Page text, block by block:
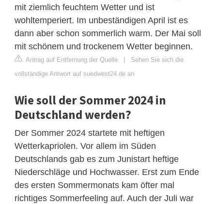
mit ziemlich feuchtem Wetter und ist
wohltemperiert. Im unbeständigen April ist es
dann aber schon sommerlich warm. Der Mai soll
mit schönem und trockenem Wetter beginnen.
Antrag auf Entfernung der Quelle
Sehen Sie sich die
vollständige Antwort auf suedwest24.de an
Wie soll der Sommer 2024 in
Deutschland werden?
Der Sommer 2024 startete mit heftigen
Wetterkapriolen. Vor allem im Süden
Deutschlands gab es zum Junistart heftige
Niederschläge und Hochwasser. Erst zum Ende
des ersten Sommermonats kam öfter mal
richtiges Sommerfeeling auf. Auch der Juli war